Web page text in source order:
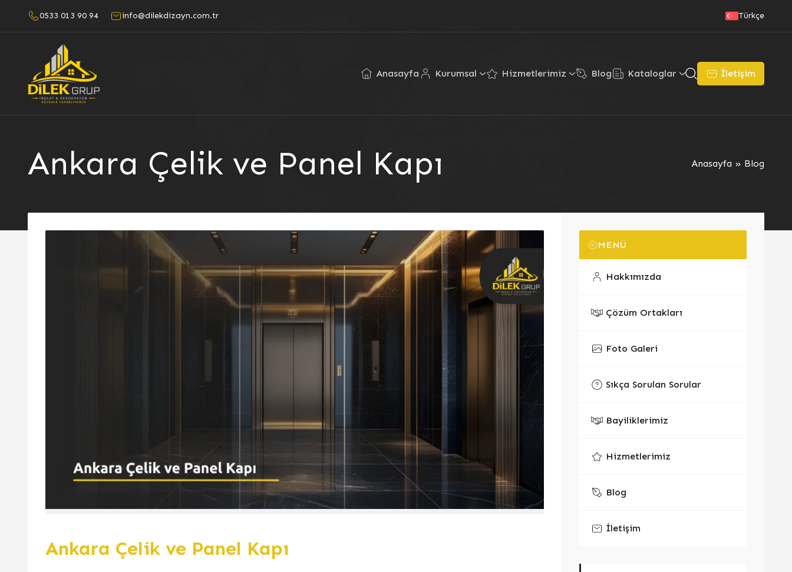
0533 013 90 94 info@dilekdizayn.com.tr Türkçe
Anasayfa Kurumsal Hizmetlerimiz Blog Kataloglar İletişim
Ankara Çelik ve Panel Kapı Anasayfa » Blog
Ankara Çelik ve Panel Kapı
MENÜ
Hakkımızda
Çözüm Ortakları
Foto Galeri
Sıkça Sorulan Sorular
Bayiliklerimiz
Hizmetlerimiz
Blog
İletişim